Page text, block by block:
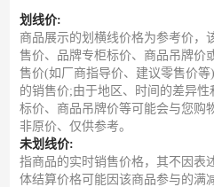
划线价:
商品展示的划横线价格为参考价，
售价、品牌专柜标价、商品吊牌价
售价(如厂商指导价、建议零售价
的销售价;由于地区、时间的差异
标价、商品吊牌价等可能会与您购
非原价、仅供参考。
未划线价:
指商品的实时销售价格，其不因表
体结算价格可能因该商品参与的满